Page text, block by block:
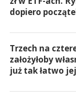
dopiero
Trzech na
założyłoby
już tak łatwo